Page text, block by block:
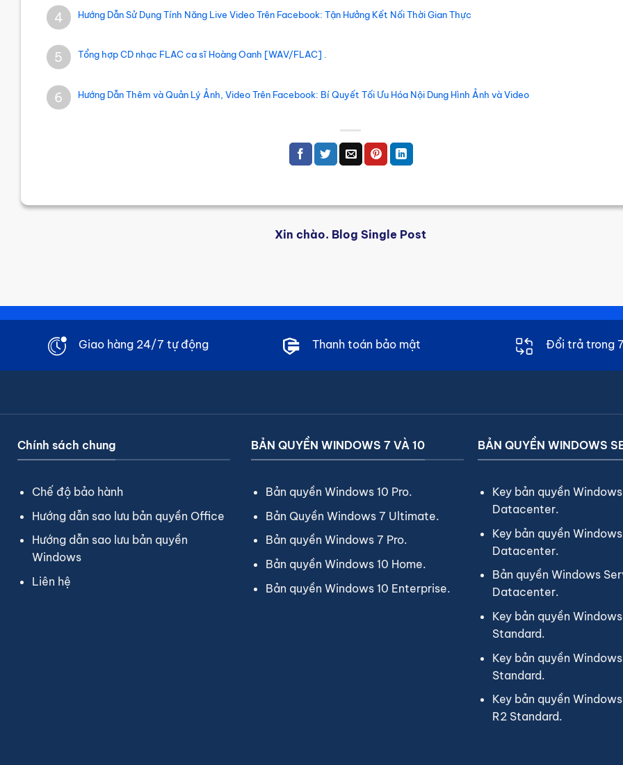
4 Hướng Dẫn Sử Dụng Tính Năng Live Video Trên Facebook: Tận Hưởng Kết Nối Thời Gian Thực
5 Tổng hợp CD nhạc FLAC ca sĩ Hoàng Oanh [WAV/FLAC] .
6 Hướng Dẫn Thêm và Quản Lý Ảnh, Video Trên Facebook: Bí Quyết Tối Ưu Hóa Nội Dung Hình Ảnh và Video
Xin chào. Blog Single Post
Giao hàng 24/7 tự động Thanh toán bảo mật Đổi trả trong
Chính sách chung
Chế độ bảo hành
Hướng dẫn sao lưu bản quyền Office
Hướng dẫn sao lưu bản quyền
Windows
Liên hệ
BẢN QUYỀN WINDOWS 7 VÀ 10
Bản quyền Windows 10 Pro.
Bản Quyền Windows 7 Ultimate.
Bản quyền Windows 7 Pro.
Bản quyền Windows 10 Home.
Bản quyền Windows 10 Enterprise.
BẢN QUYỀN WINDOWS
Key bản quyền
Datacenter.
Key bản quyền
Datacenter.
Bản quyền Windows
Datacenter.
Key bản quyền
Standard.
Key bản quyền
Standard.
Key bản quyền
R2 Standard.